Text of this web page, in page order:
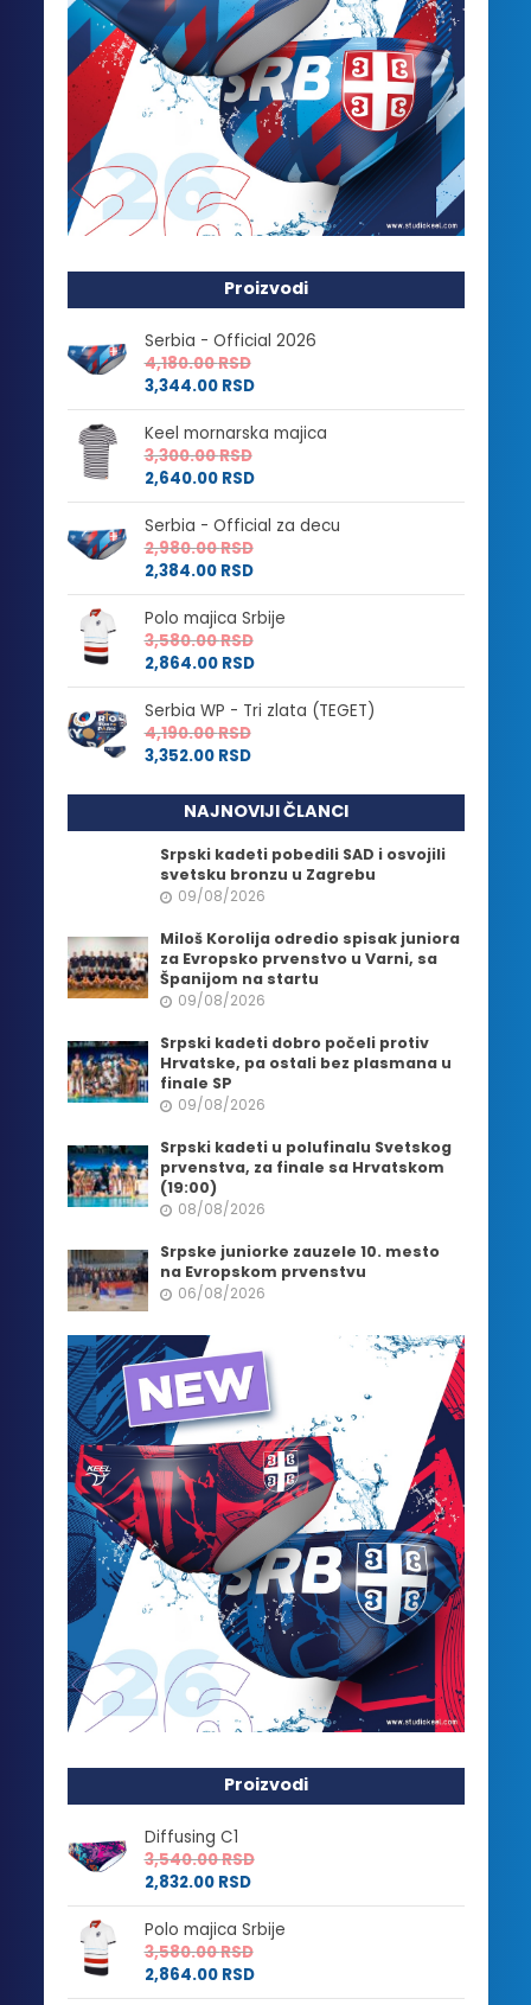
Proizvodi
Serbia - Official 2026
4,180.00RSD
3,344.00 RSD
Keel mornarska majica
3,300.00RSD
2,640.00 RSD
Serbia - Official za decu
2,980.00RSD
2,384.00 RSD
Polo majica Srbije
3,580.00RSD
2,864.00 RSD
Serbia WP - Tri zlata (TEGET)
4,190.00RSD
3,352.00 RSD
NAJNOVIJI ČLANCI
Srpski kadeti pobedili SAD i osvojili
svetsku bronzu u Zagrebu
09/08/2026
Miloš Korolija odredio spisak juniora
za Evropsko prvenstvo u Varni, sa
Španijom na startu
09/08/2026
Srpski kadeti dobro počeli protiv
Hrvatske, pa ostali bez plasmana u
finale SP
09/08/2026
Srpski kadeti u polufinalu Svetskog
prvenstva, za finale sa Hrvatskom
(19:00)
08/08/2026
Srpske juniorke zauzele 10. mesto
na Evropskom prvenstvu
06/08/2026
Proizvodi
Diffusing C1
3,540.00RSD
2,832.00 RSD
Polo majica Srbije
3,580.00RSD
2,864.00 RSD